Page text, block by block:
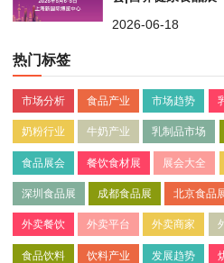
2026-06-18
热门标签
市场分析 食品产业 市场趋势
奶粉行业 牛奶产业 乳制品市场
食品展会 餐饮食材展 展会大全
深圳食品展 成都食品展 北京食品
外卖餐饮 外卖平台 外卖商家
食品饮料 饮料产业 发展趋势